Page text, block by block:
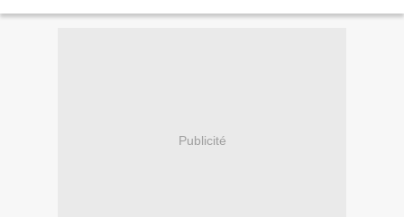
Publicité